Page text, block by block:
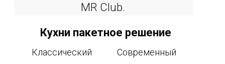
Кухни пакетное решение
MR Сlub.
Современный
Классический